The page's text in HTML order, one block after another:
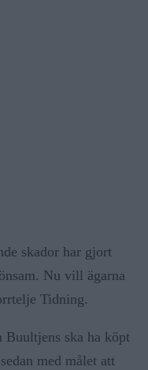
skador har gjort
Nu vill ägarna
Tidning.
Buultjens ska ha köpt
med målet att